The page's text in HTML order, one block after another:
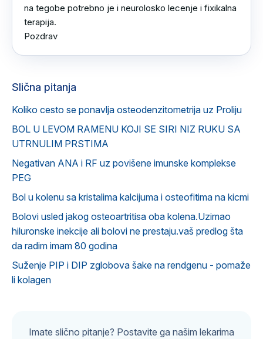
na tegobe potrebno je i neurolosko lecenje i fixikalna
terapija.
Pozdrav
Slična pitanja
Koliko cesto se ponavlja osteodenzitometrija uz Proliju
BOL U LEVOM RAMENU KOJI SE SIRI NIZ RUKU SA
UTRNULIM PRSTIMA
Negativan ANA i RF uz povišene imunske komplekse
PEG
Bol u kolenu sa kristalima kalcijuma i osteofitima na kicmi
Bolovi usled jakog osteoartritisa oba kolena.Uzimao
hiluronske inekcije ali bolovi ne prestaju.vaš predlog šta
da radim imam 80 godina
Suženje PIP i DIP zglobova šake na rendgenu - pomaže
li kolagen
Imate slično pitanje? Postavite ga našim lekarima